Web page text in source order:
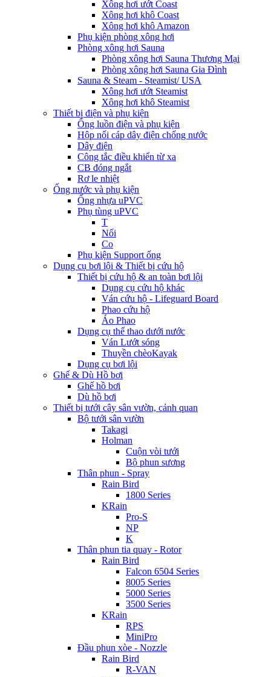
Xông hơi ướt Coast
Xông hơi khô Coast
Xông hơi khô Amazon
Phụ kiện phòng xông hơi
Phòng xông hơi Sauna
Phòng xông hơi Sauna Thương Mại
Phòng xông hơi Sauna Gia Đình
Sauna & Steam - Steamist/ USA
Xông hơi ướt Steamist
Xông hơi khô Steamist
Thiết bị điện và phụ kiện
Ống luồn điện và phụ kiện
Hộp nối cáp dây điện chống nước
Dây điện
Công tắc điều khiển từ xa
CB đóng ngắt
Rơ le nhiệt
Ống nước và phụ kiện
Ống nhựa uPVC
Phụ tùng uPVC
T
Nối
Co
Phụ kiện Support ống
Dụng cụ bơi lội & Thiết bị cứu hộ
Thiết bị cứu hộ & an toàn bơi lội
Dụng cụ cứu hộ khác
Ván cứu hộ - Lifeguard Board
Phao cứu hộ
Áo Phao
Dụng cụ thể thao dưới nước
Ván Lướt sóng
Thuyền chèoKayak
Dụng cụ bơi lội
Ghế & Dù Hồ bơi
Ghế hồ bơi
Dù hồ bơi
Thiết bị tưới cây sân vườn, cảnh quan
Bộ tưới sân vườn
Takagi
Holman
Cuộn vòi tưới
Bộ phun sương
Thân phun - Spray
Rain Bird
1800 Series
KRain
Pro-S
NP
K
Thân phun tia quay - Rotor
Rain Bird
Falcon 6504 Series
8005 Series
5000 Series
3500 Series
KRain
RPS
MiniPro
Đầu phun xòe - Nozzle
Rain Bird
R-VAN